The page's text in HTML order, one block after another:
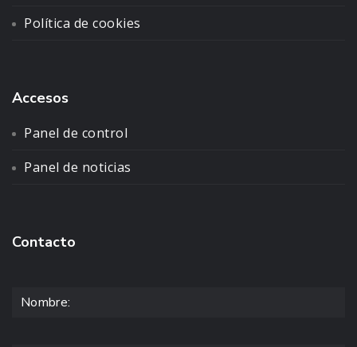
Política de cookies
Accesos
Panel de control
Panel de noticias
Contacto